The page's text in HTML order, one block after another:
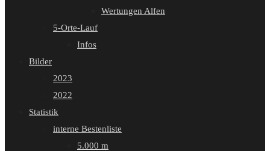
Wertungen Alfen
5-Orte-Lauf
Infos
Bilder
2023
2022
Statistik
interne Bestenliste
5.000 m